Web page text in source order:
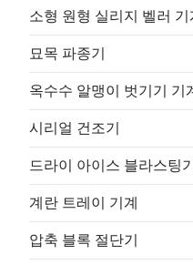
소형 원형 실리지 벨러 기
묘목 파종기
옥수수 알맹이 벗기기 기
시리얼 건조기
드라이 아이스 블라스팅
계란 트레이 기계
압축 블록 절단기